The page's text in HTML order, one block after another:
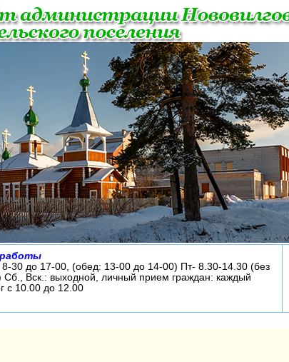
8-30 до 17-00, (обед: 13-00 до 14-00) Пт- 8.30-14.30 (без
Сб., Вск.: выходной, личный прием граждан: каждый
с 10.00 до 12.00